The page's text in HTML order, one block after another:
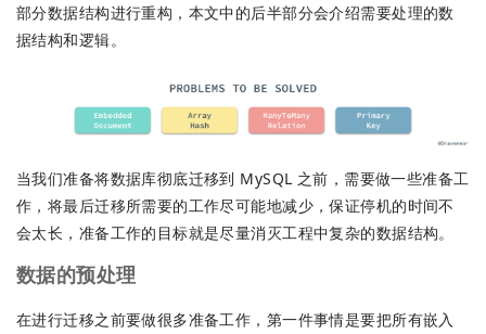
部分数据结构进行重构，本文中的后半部分会介绍需要处理的数
据结构和逻辑。
当我们准备将数据库彻底迁移到 MySQL 之前，需要做一些准备工
作，将最后迁移所需要的工作尽可能地减少，保证停机的时间不
会太长，准备工作的目标就是尽量消灭工程中复杂的数据结构。
数据的预处理
在进行迁移之前要做很多准备工作，第一件事情是要把所有嵌入